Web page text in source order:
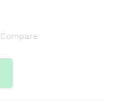
Compare